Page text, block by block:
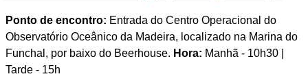
Ponto de encontro: Entrada do Centro Operacional do
Observatório Oceânico da Madeira, localizado na Marina do
Funchal, por baixo do Beerhouse. Hora: Manhã - 10h30 |
Tarde - 15h